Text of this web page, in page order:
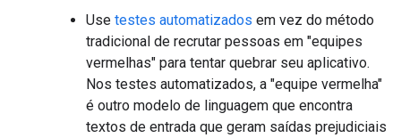
Use testes automatizados em vez do método
tradicional de recrutar pessoas em "equipes
vermelhas" para tentar quebrar seu aplicativo.
Nos testes automatizados, a "equipe vermelha"
é outro modelo de linguagem que encontra
textos de entrada que geram saídas prejudiciais